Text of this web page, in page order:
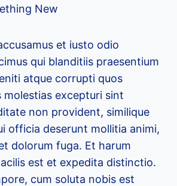
New
et iusto odio
qui blanditiis praesentium
atque corrupti quos
molestias excepturi sint
non provident, similique
officia deserunt mollitia animi,
dolorum fuga. Et harum
est et expedita distinctio.
cum soluta nobis est